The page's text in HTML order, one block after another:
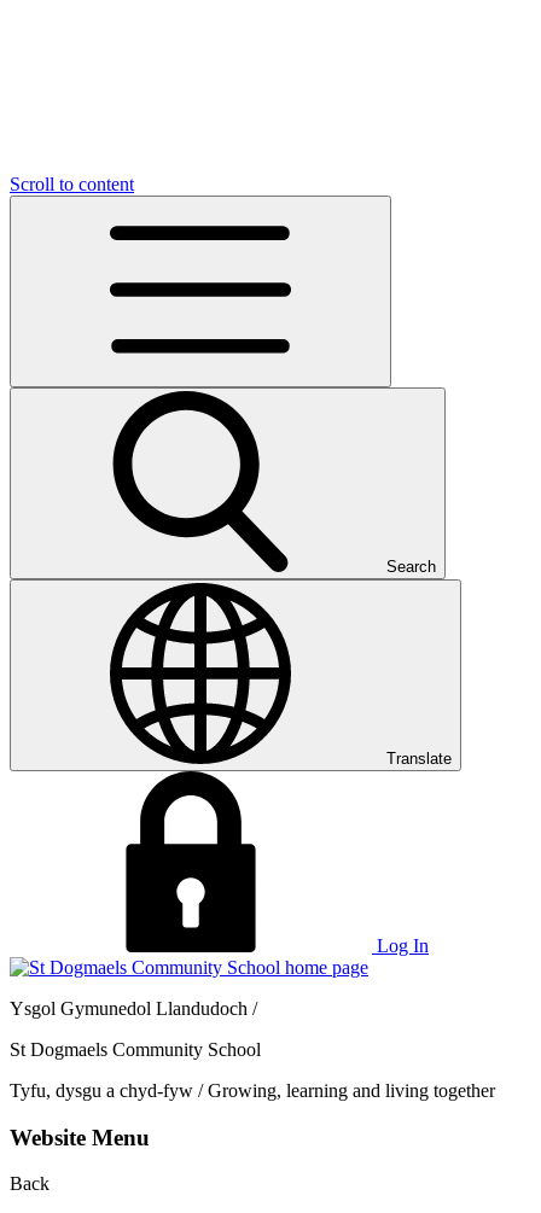
Scroll to content
Search
Translate
Log In
Ysgol Gymunedol Llandudoch /
St Dogmaels Community School
Tyfu, dysgu a chyd-fyw / Growing, learning and living together
Website Menu
Back